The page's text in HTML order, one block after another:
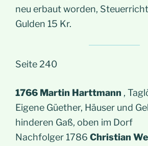
neu erbaut worden,
Gulden 15 Kr.
Seite 240
1766 Martin Harttmann ,
Eigene Güether, Häuser und
hinderen Gaß, oben im Dorf
Nachfolger 1786 Christian